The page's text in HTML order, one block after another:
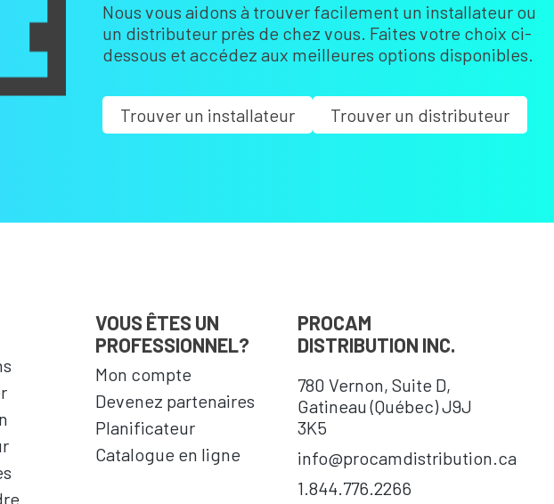
Nous vous aidons à trouver facilement un installateur ou
un distributeur près de chez vous. Faites votre choix ci-
dessous et accédez aux meilleures options disponibles.
Trouver un installateur Trouver un distributeur
VOUS ÊTES UN
PROFESSIONNEL?
Mon compte
Devenez partenaires
Planificateur
Catalogue en ligne
PROCAM
DISTRIBUTION INC.
780 Vernon, Suite D,
Gatineau (Québec) J9J
3K5
info@procamdistribution.ca
1.844.776.2266